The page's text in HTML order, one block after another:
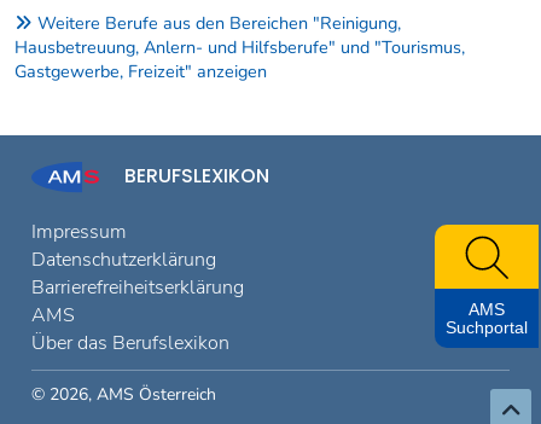
Weitere Berufe aus den Bereichen "Reinigung,
Hausbetreuung, Anlern- und Hilfsberufe" und "Tourismus,
Gastgewerbe, Freizeit" anzeigen
BERUFSLEXIKON
Impressum
Datenschutzerklärung
Barrierefreiheitserklärung
AMS
Über das Berufslexikon
© 2026, AMS Österreich
AMS
Suchportal